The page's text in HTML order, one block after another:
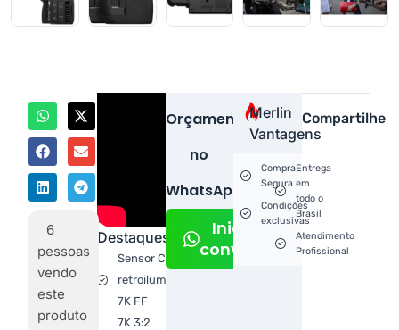
Destaques
Sensor CMOS
retroiluminado
7K FF
7K 3:2
Orçamento
no
WhatsApp!
Iniciar
conversa
Compartilhe
6
pessoas
vendo
este
produto
Merlin
Vantagens
Compra
Segura
Condições
exclusivas
Entrega
em
todo o
Brasil
Atendimento
Profissional